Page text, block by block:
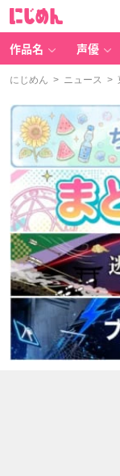
作品名 声優
にじめん > ニュース >